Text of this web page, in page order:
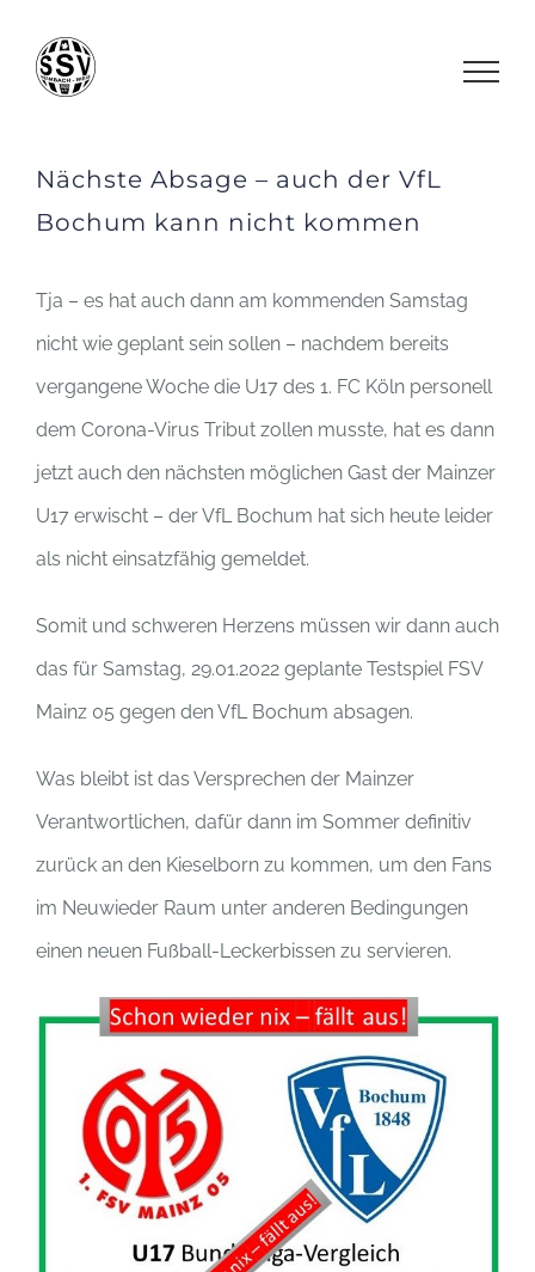
Inhalt
Nächste Absage – auch der VfL
Bochum kann nicht kommen
Tja – es hat auch dann am kommenden Samstag
nicht wie geplant sein sollen – nachdem bereits
vergangene Woche die U17 des 1. FC Köln personell
dem Corona-Virus Tribut zollen musste, hat es dann
jetzt auch den nächsten möglichen Gast der Mainzer
U17 erwischt – der VfL Bochum hat sich heute leider
als nicht einsatzfähig gemeldet.
Somit und schweren Herzens müssen wir dann auch
das für Samstag, 29.01.2022 geplante Testspiel FSV
Mainz 05 gegen den VfL Bochum absagen.
Was bleibt ist das Versprechen der Mainzer
Verantwortlichen, dafür dann im Sommer definitiv
zurück an den Kieselborn zu kommen, um den Fans
im Neuwieder Raum unter anderen Bedingungen
einen neuen Fußball-Leckerbissen zu servieren.